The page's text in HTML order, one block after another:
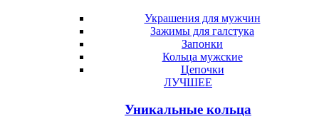
Украшения для мужчин
Зажимы для галстука
Запонки
Кольца мужские
Цепочки
ЛУЧШЕЕ
Уникальные кольца